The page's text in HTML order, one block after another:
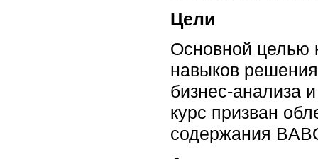
Цели
Основной целью
навыков
бизнес-анализа
курс призван
содержания